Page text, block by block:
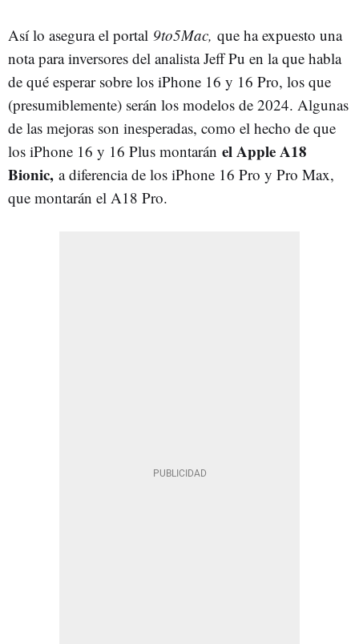
Así lo asegura el portal 9to5Mac, que ha expuesto una
nota para inversores del analista Jeff Pu en la que habla
de qué esperar sobre los iPhone 16 y 16 Pro, los que
(presumiblemente) serán los modelos de 2024. Algunas
de las mejoras son inesperadas, como el hecho de que
los iPhone 16 y 16 Plus montarán el Apple A18
Bionic, a diferencia de los iPhone 16 Pro y Pro Max,
que montarán el A18 Pro.